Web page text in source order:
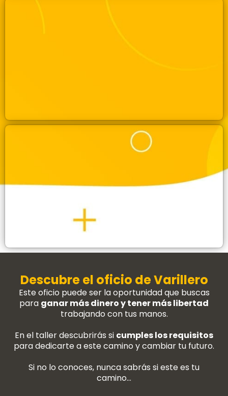
Descubre el oficio de Varillero
Este oficio puede ser la oportunidad que buscas
para ganar más dinero y tener más libertad
trabajando con tus manos.
En el taller descubrirás si cumples los requisitos
para dedicarte a este camino y cambiar tu futuro.
Si no lo conoces, nunca sabrás si este es tu
camino…